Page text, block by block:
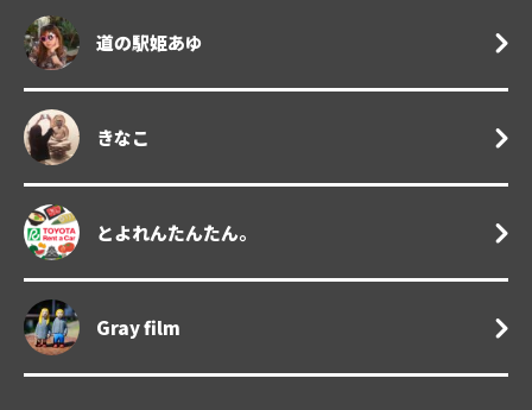
道の駅姫あゆ
きなこ
とよれんたんたん。
Gray film